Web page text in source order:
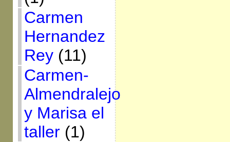
Carmen
Hernandez
Rey(11)
Carmen-
Almendralejo
y Marisa el
taller(1)